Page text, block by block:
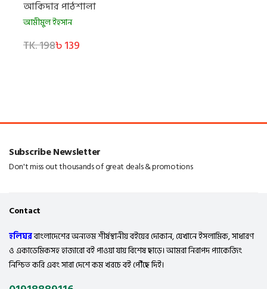
আকিদার পাঠশালা
আমীমুল ইহসান
TK. 198৳ 139
Subscribe Newsletter
Don't miss out thousands of great deals & promotions
Contact
হলিঘরবাংলাদেশের অন্যতম শীর্ষস্থানীয় বইয়ের দোকান, যেখানে ইসলামিক, সাধারণ
ও একাডেমিকসহ হাজারো বই পাওয়া যায় বিশেষ ছাড়ে। আমরা নিরাপদ প্যাকেজিং
নিশ্চিত করি এবং সারা দেশে কম খরচে বই পৌঁছে দিই।